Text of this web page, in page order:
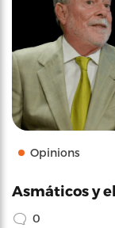
Opinions
Asmáticos y
0